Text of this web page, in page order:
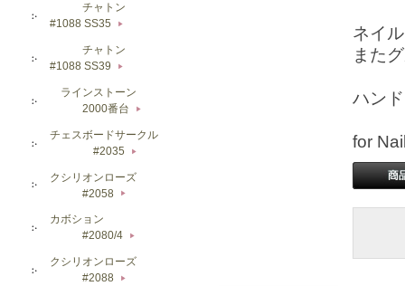
チャトン
#1088 SS35
▶
チャトン
#1088 SS39
▶
ラインストーン
2000番台
▶
チェスボードサークル
#2035
▶
クシリオンローズ
#2058
▶
カボション
#2080/4
▶
クシリオンローズ
#2088
▶
ネイ
また
ハン
for